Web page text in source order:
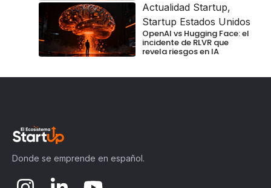
Actualidad Startup,
Startup Estados Unidos
OpenAI vs Hugging Face: el
incidente de RLVR que
revela riesgos en IA
Donde se emprende en español.